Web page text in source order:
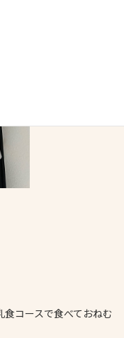
コースで食べておねむ